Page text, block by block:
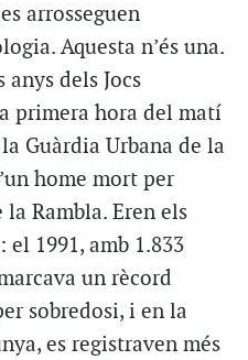
arrosseguen
Aquesta n’és una.
dels Jocs
primera hora del matí
Guàrdia Urbana de la
home mort per
Rambla. Eren els
1991, amb 1.833
un rècord
sobredosi, i en la
es registraven més